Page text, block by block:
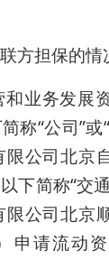
方担保的情
业务发展
称“公司”或
公司北京
下简称“交
公司北京
申请流动